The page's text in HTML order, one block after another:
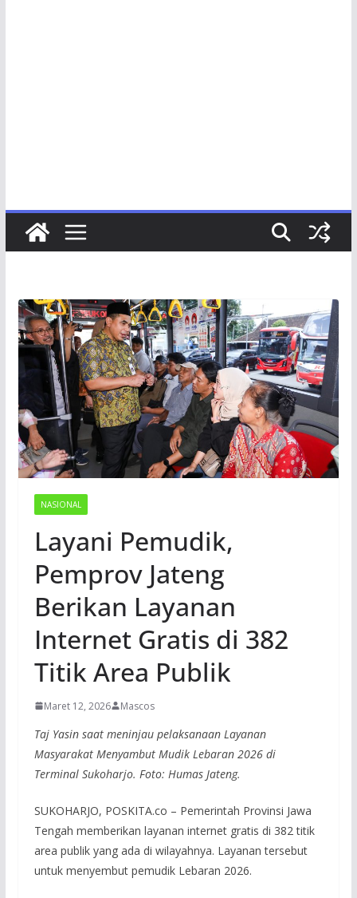
NASIONAL
Layani Pemudik,
Pemprov Jateng
Berikan Layanan
Internet Gratis di 382
Titik Area Publik
Maret 12, 2026 Mascos
Taj Yasin saat meninjau pelaksanaan Layanan
Masyarakat Menyambut Mudik Lebaran 2026 di
Terminal Sukoharjo. Foto: Humas Jateng.
SUKOHARJO, POSKITA.co – Pemerintah Provinsi Jawa
Tengah memberikan layanan internet gratis di 382 titik
area publik yang ada di wilayahnya. Layanan tersebut
untuk menyembut pemudik Lebaran 2026.